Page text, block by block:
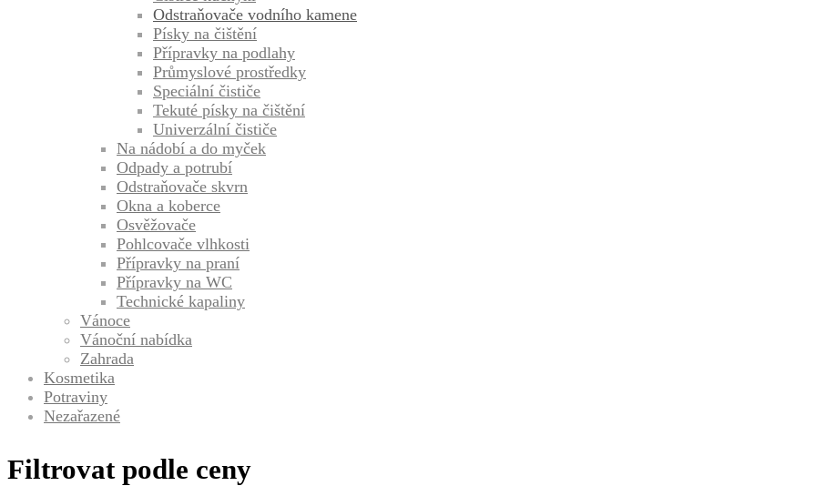
Odstraňovače vodního kamene
Písky na čištění
Přípravky na podlahy
Průmyslové prostředky
Speciální čističe
Tekuté písky na čištění
Univerzální čističe
Na nádobí a do myček
Odpady a potrubí
Odstraňovače skvrn
Okna a koberce
Osvěžovače
Pohlcovače vlhkosti
Přípravky na praní
Přípravky na WC
Technické kapaliny
Vánoce
Vánoční nabídka
Zahrada
Kosmetika
Potraviny
Nezařazené
Filtrovat podle ceny